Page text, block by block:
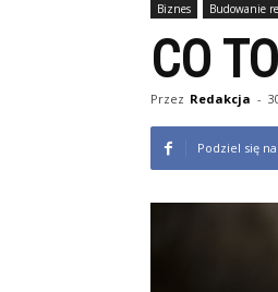
Biznes Budowanie
CO
Przez Redakcja -
Podziel się